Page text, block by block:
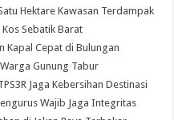
Hektare Kawasan Terdampak
Sebatik Barat
Kapal Cepat di Bulungan
Gunung Tabur
Jaga Kebersihan Destinasi
Wajib Jaga Integritas